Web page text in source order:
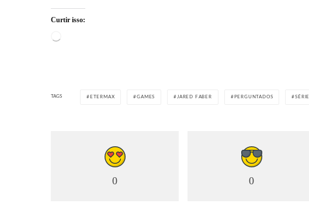
Curtir isso:
TAGS ETERMAX GAMES JARED FABER PERGUNTADOS
0 0